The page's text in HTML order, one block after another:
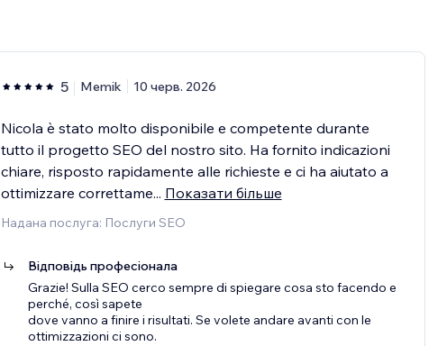
5 Memik 10 черв. 2026
Nicola è stato molto disponibile e competente durante
tutto il progetto SEO del nostro sito. Ha fornito indicazioni
chiare, risposto rapidamente alle richieste e ci ha aiutato a
ottimizzare correttame... Показати більше
Надана послуга: Послуги SEO
Відповідь професіонала
Grazie! Sulla SEO cerco sempre di spiegare cosa sto facendo e
perché, così sapete
dove vanno a finire i risultati. Se volete andare avanti con le
ottimizzazioni ci sono.